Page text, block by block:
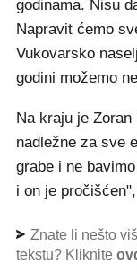
godinama. Nisu
Napravit ćemo
Vukovarsko
godini možemo
Na kraju je
nadležne za sve
grabe i ne
i on je
Znate li nešto
tekstu? Kliknite